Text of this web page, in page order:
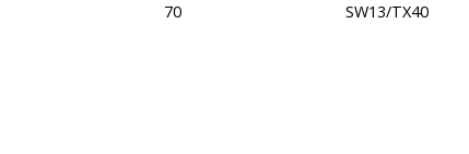
70 SW13/TX40